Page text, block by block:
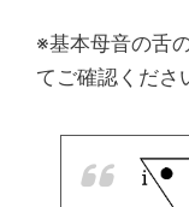
※基本母音の舌
てご確認くださ